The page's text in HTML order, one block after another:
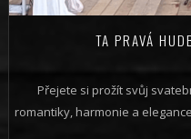
TA PRAVÁ
Přejete si prožít svůj
romantiky, harmonie a